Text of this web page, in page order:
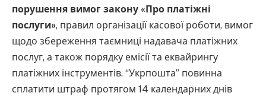
порушення вимог закону «Про платіжні
послуги», правил організації касової роботи, вимог
щодо збереження таємниці надавача платіжних
послуг, а також порядку емісії та еквайрингу
платіжних інструментів. “Укрпошта” повинна
сплатити штраф протягом 14 календарних днів